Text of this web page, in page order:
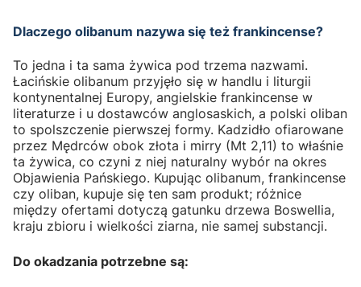
Dlaczego olibanum nazywa się też frankincense?
To jedna i ta sama żywica pod trzema nazwami.
Łacińskie olibanum przyjęło się w handlu i liturgii
kontynentalnej Europy, angielskie frankincense w
literaturze i u dostawców anglosaskich, a polski oliban
to spolszczenie pierwszej formy. Kadzidło ofiarowane
przez Mędrców obok złota i mirry (Mt 2,11) to właśnie
ta żywica, co czyni z niej naturalny wybór na okres
Objawienia Pańskiego. Kupując olibanum, frankincense
czy oliban, kupuje się ten sam produkt; różnice
między ofertami dotyczą gatunku drzewa Boswellia,
kraju zbioru i wielkości ziarna, nie samej substancji.
Do okadzania potrzebne są: